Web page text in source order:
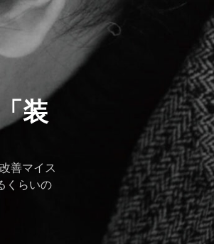
装
善マイス
くらいの